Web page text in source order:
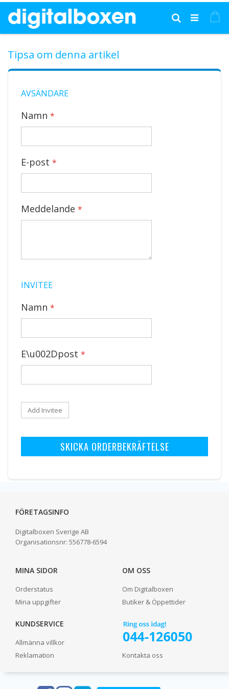
till
innehållet
Sök
Tipsa om denna artikel
AVSÄNDARE
Namn
E-post
Meddelande
INVITEE
Namn
E\u002Dpost
Add Invitee
SKICKA ORDERBEKRÄFTELSE
FÖRETAGSINFO
Digitalboxen Sverige AB
Organisationsnr: 556778-6594
MINA SIDOR
Orderstatus
Mina uppgifter
OM OSS
Om Digitalboxen
Butiker & Öppettider
KUNDSERVICE
Allmänna villkor
Reklamation
Kontakta oss